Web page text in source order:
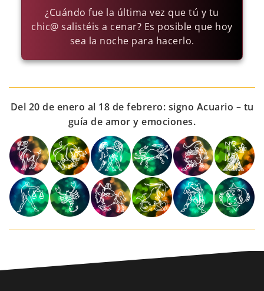
¿Cuándo fue la última vez que tú y tu
chic@ salistéis a cenar? Es posible que hoy
sea la noche para hacerlo.
Del 20 de enero al 18 de febrero: signo Acuario – tu
guía de amor y emociones.